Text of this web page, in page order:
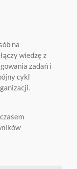
na
wiedzę z
zadań i
cykl